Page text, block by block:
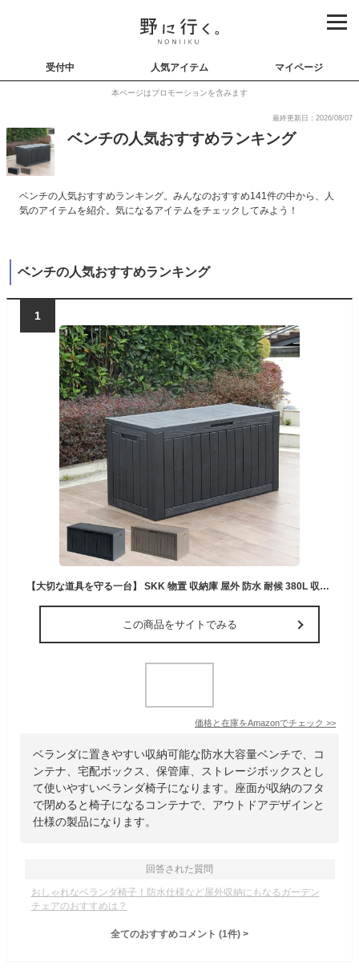
受付中 人気アイテム マイページ
本ページはプロモーションを含みます
最終更新日：2026/08/07
ベンチの人気おすすめランキング
ベンチの人気おすすめランキング。みんなのおすすめ141件の中から、人
気のアイテムを紹介。気になるアイテムをチェックしてみよう！
ベンチの人気おすすめランキング
1
【大切な道具を守る一台】 SKK 物置 収納庫 屋外 防水 耐候 380L 収納ボックス 大容量 ベンチ コンテナ 宅配ボックス 保管庫 ストレージボックス 【日本企業】 (ブラック)
この商品をサイトでみる
価格と在庫をAmazonでチェック >>
ベランダに置きやすい収納可能な防水大容量ベンチで、コ
ンテナ、宅配ボックス、保管庫、ストレージボックスとし
て使いやすいベランダ椅子になります。座面が収納のフタ
で閉めると椅子になるコンテナで、アウトドアデザインと
仕様の製品になります。
回答された質問
おしゃれなベランダ椅子！防水仕様など屋外収納にもなるガーデン
チェアのおすすめは？
全てのおすすめコメント (1件) >